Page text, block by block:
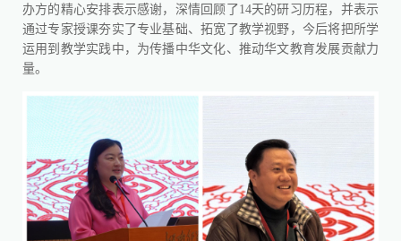
办方的精心安排表示感谢，深情回顾了14天的研习历程，并表示
通过专家授课夯实了专业基础、拓宽了教学视野，今后将把所学
运用到教学实践中，为传播中华文化、推动华文教育发展贡献力
量。